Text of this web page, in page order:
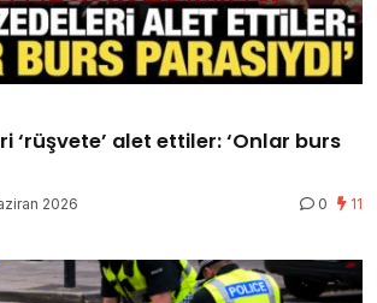
‘rüşvete’ alet ettiler: ‘Onlar burs
2026 0 11